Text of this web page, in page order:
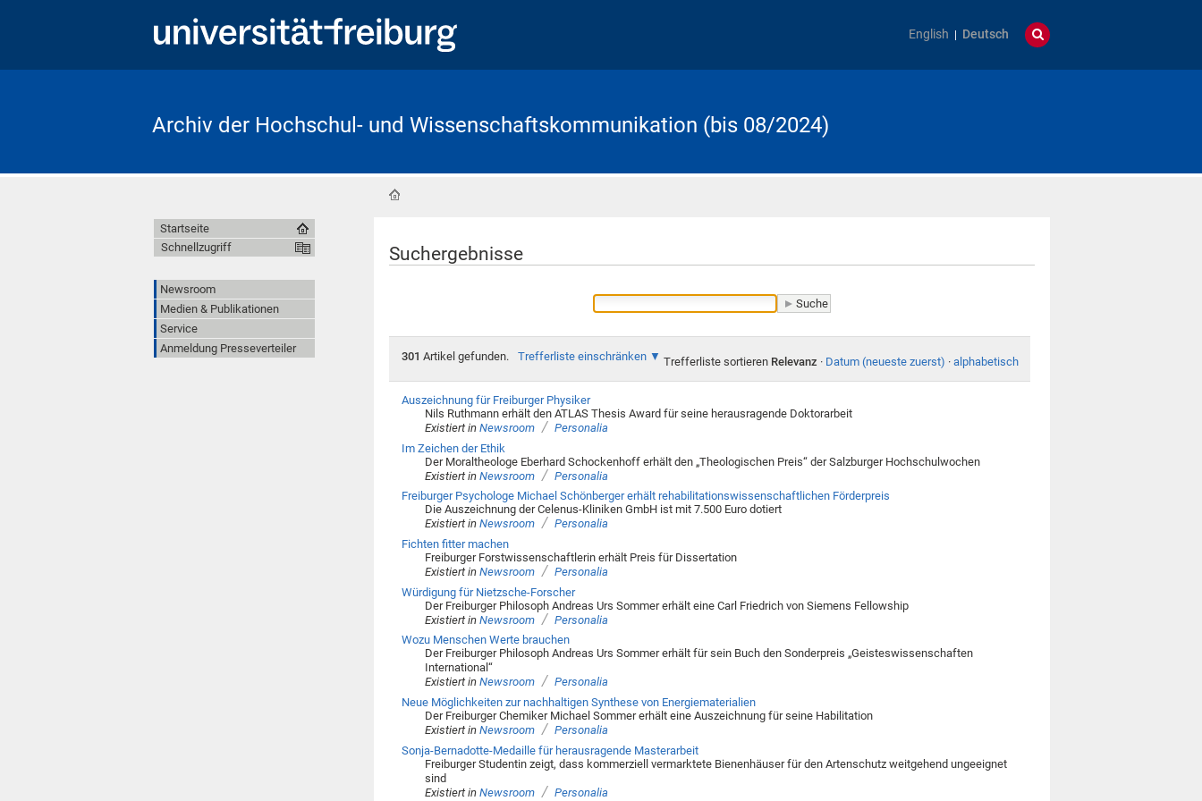
English Deutsch
Archiv der Hochschul- und Wissenschaftskommunikation (bis 08/2024)
Suchergebnisse
301 Artikel gefunden. Trefferliste einschränken Trefferliste sortieren Relevanz · Datum (neueste zuerst) · alphabetisch
Auszeichnung für Freiburger Physiker
Nils Ruthmann erhält den ATLAS Thesis Award für seine herausragende Doktorarbeit
Existiert in Newsroom / Personalia
Im Zeichen der Ethik
Der Moraltheologe Eberhard Schockenhoff erhält den „Theologischen Preis“ der Salzburger Hochschulwochen
Existiert in Newsroom / Personalia
Freiburger Psychologe Michael Schönberger erhält rehabilitationswissenschaftlichen Förderpreis
Die Auszeichnung der Celenus-Kliniken GmbH ist mit 7.500 Euro dotiert
Existiert in Newsroom / Personalia
Fichten fitter machen
Freiburger Forstwissenschaftlerin erhält Preis für Dissertation
Existiert in Newsroom / Personalia
Würdigung für Nietzsche-Forscher
Der Freiburger Philosoph Andreas Urs Sommer erhält eine Carl Friedrich von Siemens Fellowship
Existiert in Newsroom / Personalia
Wozu Menschen Werte brauchen
Der Freiburger Philosoph Andreas Urs Sommer erhält für sein Buch den Sonderpreis „Geisteswissenschaften
International“
Existiert in Newsroom / Personalia
Neue Möglichkeiten zur nachhaltigen Synthese von Energiematerialien
Der Freiburger Chemiker Michael Sommer erhält eine Auszeichnung für seine Habilitation
Existiert in Newsroom / Personalia
Sonja-Bernadotte-Medaille für herausragende Masterarbeit
Freiburger Studentin zeigt, dass kommerziell vermarktete Bienenhäuser für den Artenschutz weitgehend ungeeignet
sind
Existiert in Newsroom / Personalia
Startseite
Schnellzugriff
Newsroom
Medien & Publikationen
Service
Anmeldung Presseverteiler